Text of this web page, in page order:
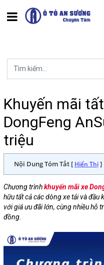
Khuyến mãi
DongFeng
triệu
Nội Dung Tóm Tắt [ Hiển Thị]
Chương trìnhkhuyến mãi xe
hữu tất cả các dòng xe tải và
với giá ưu đãi lớn, cùng nhiều hỗ
đồng.